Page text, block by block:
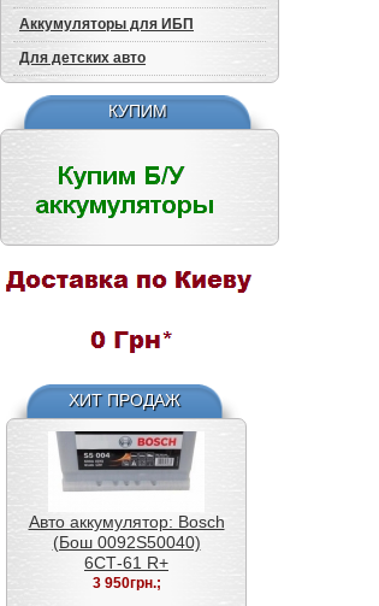
Аккумуляторы для ИБП
Для детских авто
КУПИМ
ХИТ ПРОДАЖ
Авто аккумулятор: Westa
Premium (веста премиум)
6СТ-50 L+
2 500грн.;
(Бош 0092S50040)
6СТ-61 R+